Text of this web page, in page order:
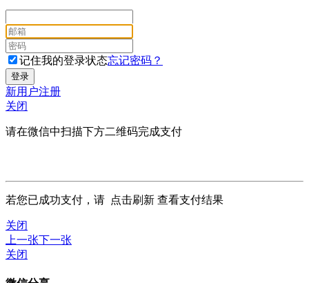
记住我的登录状态忘记密码？
新用户注册
关闭
请在微信中扫描下方二维码完成支付
若您已成功支付，请 点击刷新 查看支付结果
关闭
上一张下一张
关闭